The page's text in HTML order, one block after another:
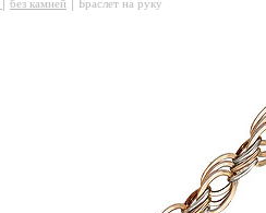
без камней Браслет на руку